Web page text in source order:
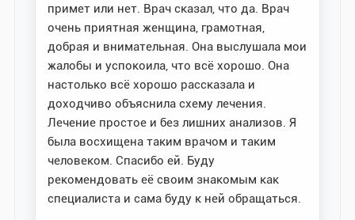
примет или нет. Врач сказал, что да. Врач
очень приятная женщина, грамотная,
добрая и внимательная. Она выслушала мои
жалобы и успокоила, что всё хорошо. Она
настолько всё хорошо рассказала и
доходчиво объяснила схему лечения.
Лечение простое и без лишних анализов. Я
была восхищена таким врачом и таким
человеком. Спасибо ей. Буду
рекомендовать её своим знакомым как
специалиста и сама буду к ней обращаться.